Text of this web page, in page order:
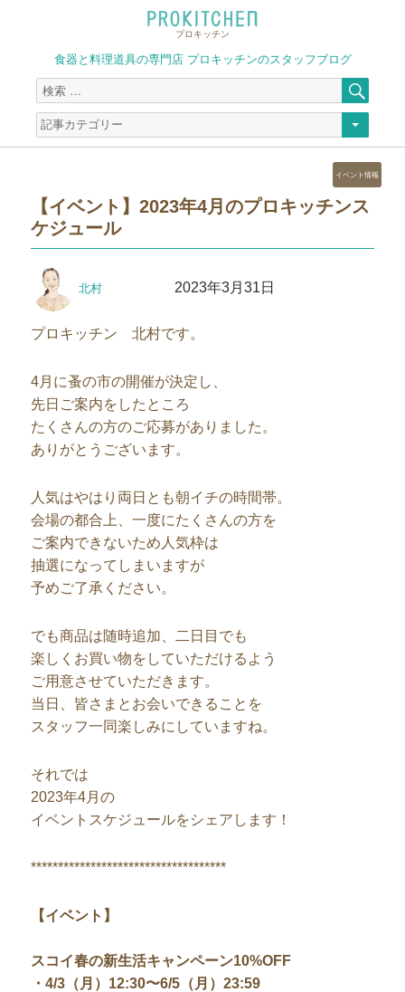
プロキッチン
食器と料理道具の専門店 プロキッチンのスタッフブログ
検
索
対
象:
索
【イベント】2023年4月のプロキッチンス
ケジュール
稿
北村 2023年3月31日
カ
テ
ゴ
ー
イベント情報
プロキッチン 北村です。
4月に蚤の市の開催が決定し、
先日ご案内をしたところ
たくさんの方のご応募がありました。
ありがとうございます。
人気はやはり両日とも朝イチの時間帯。
会場の都合上、一度にたくさんの方を
ご案内できないため人気枠は
抽選になってしまいますが
予めご了承ください。
でも商品は随時追加、二日目でも
楽しくお買い物をしていただけるよう
ご用意させていただきます。
当日、皆さまとお会いできることを
スタッフ一同楽しみにしていますね。
それでは
2023年4月の
イベントスケジュールをシェアします！
************************************
【イベント】
スコイ春の新生活キャンペーン10%OFF
・4/3（月）12:30〜6/5（月）23:59